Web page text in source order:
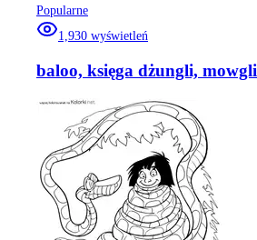
Popularne
1,930 wyświetleń
baloo, księga dżungli, mowgli